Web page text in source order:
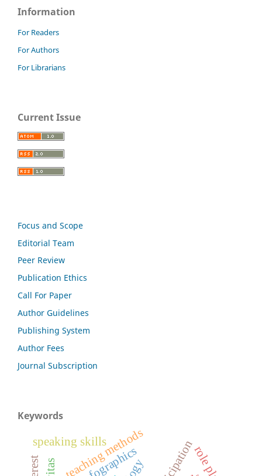
Information
For Readers
For Authors
For Librarians
Current Issue
Focus and Scope
Editorial Team
Peer Review
Publication Ethics
Call For Paper
Author Guidelines
Publishing System
Author Fees
Journal Subscription
Keywords
infographics
teaching methods
speaking skills
role play